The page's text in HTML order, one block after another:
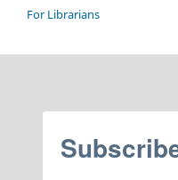
For Librarians